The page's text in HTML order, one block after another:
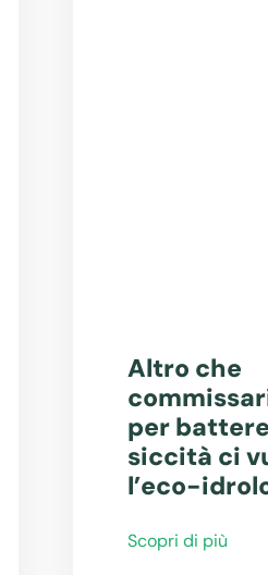
Altro che
per
siccità ci
l’eco-
Scopri di più